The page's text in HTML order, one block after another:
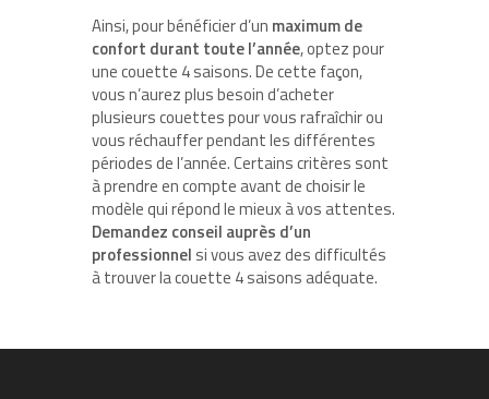
Ainsi, pour bénéficier d’un maximum de
confort durant toute l’année, optez pour
une couette 4 saisons. De cette façon,
vous n’aurez plus besoin d’acheter
plusieurs couettes pour vous rafraîchir ou
vous réchauffer pendant les différentes
périodes de l’année. Certains critères sont
à prendre en compte avant de choisir le
modèle qui répond le mieux à vos attentes.
Demandez conseil auprès d’un
professionnel si vous avez des difficultés
à trouver la couette 4 saisons adéquate.